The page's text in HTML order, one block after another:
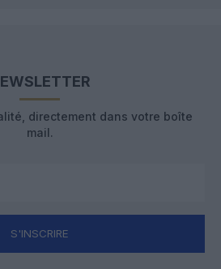
directement dans votre boîte
mail.
S'INSCRIRE